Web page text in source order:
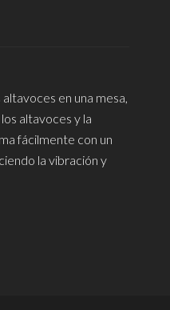
en una mesa,
altavoces y la
fácilmente con un
la vibración y